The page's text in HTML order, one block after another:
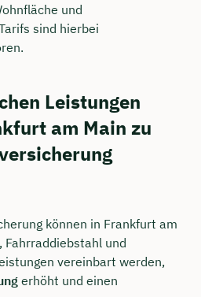
und
sind hierbei
Leistungen
am Main zu
können in Frankfurt am
Fahrraddiebstahl und
vereinbart werden,
erhöht und einen